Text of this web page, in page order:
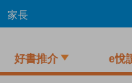
家長
好書推介 e悅